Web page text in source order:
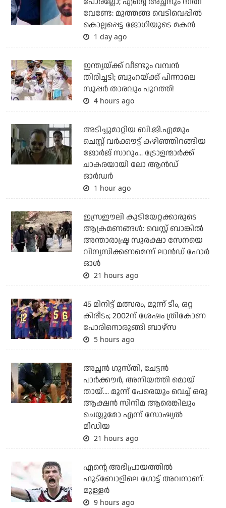
വേണ്ടേ: മുത്തങ്ങ വെടിവെപ്പില്‍
കൊല്ലപ്പെട്ട ജോഗിയുടെ മകന്‍
1 day ago
ഇന്ത്യയ്ക്ക് വീണ്ടും വമ്പന്‍
തിരിച്ചടി; ബുംറയ്ക്ക് പിന്നാലെ
സൂപ്പര്‍ താരവും പുറത്ത്!
4 hours ago
അടിച്ചുമാറ്റിയ ബി.ജി.എമ്മും
ചെസ്റ്റ് വര്‍ക്കൗട്ട് കഴിഞ്ഞിറങ്ങിയ
ജോര്‍ജ് സാറും... ട്രോളന്മാര്‍ക്ക്
ചാകരയായി ലോ ആന്‍ഡ്
ഓര്‍ഡര്‍
1 hour ago
ഇസ്രഈലി കുടിയേറ്റക്കാരുടെ
ആക്രമണങ്ങള്‍: വെസ്റ്റ് ബാങ്കില്‍
അന്താരാഷ്ട്ര സുരക്ഷാ സേനയെ
വിന്യസിക്കണമെന്ന് ലാന്‍ഡ് ഫോര്‍
ഓള്‍
21 hours ago
45 മിനിട്ട് മത്സരം, മൂന്ന് ടീം, ഒറ്റ
കിരീടം; 2002ന് ശേഷം ത്രികോണ
പോരിനൊരുങ്ങി ബാഴ്‌സ
5 hours ago
അച്ഛന്‍ ഗുസ്തി, ചേട്ടന്‍
പാര്‍ക്കൗര്‍, അനിയത്തി മൊയ്
തായ്.... മൂന്ന് പേരെയും വെച്ച് ഒരു
ആക്ഷന്‍ സിനിമ ആരെങ്കിലും
ചെയ്യുമോ എന്ന് സോഷ്യല്‍
മീഡിയ
21 hours ago
എന്റെ അഭിപ്രായത്തില്‍
ഫുട്‌ബോളിലെ ഗോട്ട് അവനാണ്:
മുള്ളര്‍
9 hours ago